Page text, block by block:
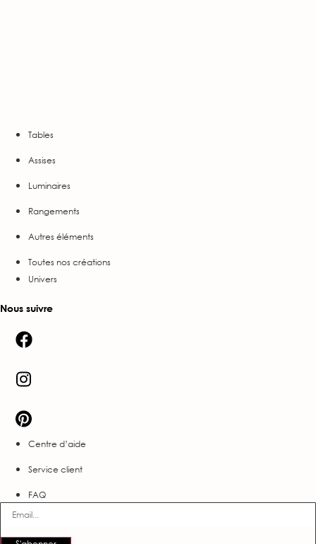
Tables
Assises
Luminaires
Rangements
Autres éléments
Toutes nos créations
Univers
Nous suivre
Centre d’aide
Service client
FAQ